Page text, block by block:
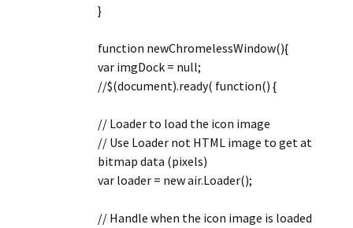
}
function newChromelessWindow(){
var imgDock = null;
//$(document).ready( function() {
// Loader to load the icon image
// Use Loader not HTML image to get at
bitmap data (pixels)
var loader = new air.Loader();
// Handle when the icon image is loaded